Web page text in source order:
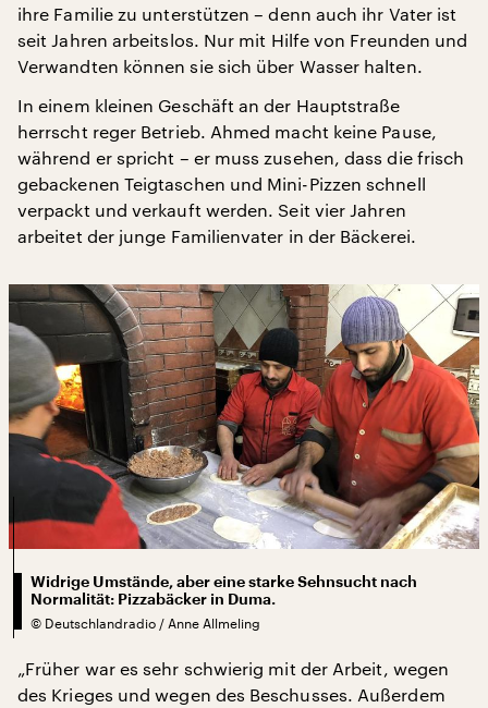
ihre Familie zu unterstützen – denn auch ihr Vater ist
seit Jahren arbeitslos. Nur mit Hilfe von Freunden und
Verwandten können sie sich über Wasser halten.
In einem kleinen Geschäft an der Hauptstraße
herrscht reger Betrieb. Ahmed macht keine Pause,
während er spricht – er muss zusehen, dass die frisch
gebackenen Teigtaschen und Mini-Pizzen schnell
verpackt und verkauft werden. Seit vier Jahren
arbeitet der junge Familienvater in der Bäckerei.
Widrige Umstände, aber eine starke Sehnsucht nach
Normalität: Pizzabäcker in Duma.
© Deutschlandradio / Anne Allmeling
„Früher war es sehr schwierig mit der Arbeit, wegen
des Krieges und wegen des Beschusses. Außerdem